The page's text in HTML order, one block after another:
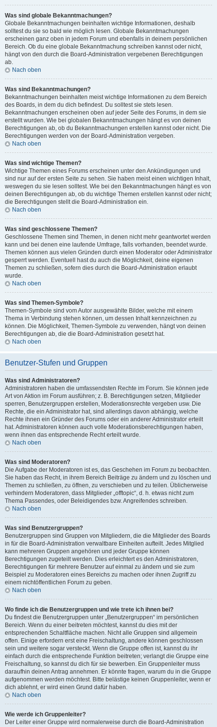
Was sind globale Bekanntmachungen?
Globale Bekanntmachungen beinhalten wichtige Informationen, deshalb
solltest du sie so bald wie möglich lesen. Globale Bekanntmachungen
erscheinen ganz oben in jedem Forum und ebenfalls in deinem persönlichen
Bereich. Ob du eine globale Bekanntmachung schreiben kannst oder nicht,
hängt von den durch die Board-Administration vergebenen Berechtigungen
ab.
Nach oben
Was sind Bekanntmachungen?
Bekanntmachungen beinhalten meist wichtige Informationen zu dem Bereich
des Boards, in dem du dich befindest. Du solltest sie stets lesen.
Bekanntmachungen erscheinen oben auf jeder Seite des Forums, in dem sie
erstellt wurden. Wie bei globalen Bekanntmachungen hängt es von deinen
Berechtigungen ab, ob du Bekanntmachungen erstellen kannst oder nicht. Die
Berechtigungen werden von der Board-Administration vergeben.
Nach oben
Was sind wichtige Themen?
Wichtige Themen eines Forums erscheinen unter den Ankündigungen und
sind nur auf der ersten Seite zu sehen. Sie haben meist einen wichtigen Inhalt,
weswegen du sie lesen solltest. Wie bei den Bekanntmachungen hängt es von
deinen Berechtigungen ab, ob du wichtige Themen erstellen kannst oder nicht;
die Berechtigungen stellt die Board-Administration ein.
Nach oben
Was sind geschlossene Themen?
Geschlossene Themen sind Themen, in denen nicht mehr geantwortet werden
kann und bei denen eine laufende Umfrage, falls vorhanden, beendet wurde.
Themen können aus vielen Gründen durch einen Moderator oder Administrator
gesperrt werden. Eventuell hast du auch die Möglichkeit, deine eigenen
Themen zu schließen, sofern dies durch die Board-Administration erlaubt
wurde.
Nach oben
Was sind Themen-Symbole?
Themen-Symbole sind vom Autor ausgewählte Bilder, welche mit einem
Thema in Verbindung stehen können, um dessen Inhalt kennzeichnen zu
können. Die Möglichkeit, Themen-Symbole zu verwenden, hängt von deinen
Berechtigungen ab, die die Board-Administration gesetzt hat.
Nach oben
Benutzer-Stufen und Gruppen
Was sind Administratoren?
Administratoren haben die umfassendsten Rechte im Forum. Sie können jede
Art von Aktion im Forum ausführen; z. B. Berechtigungen setzen, Mitglieder
sperren, Benutzergruppen erstellen, Moderationsrechte vergeben usw. Die
Rechte, die ein Administrator hat, sind allerdings davon abhängig, welche
Rechte ihnen ein Gründer des Forums oder ein anderer Administrator erteilt
hat. Administratoren können auch volle Moderationsberechtigungen haben,
wenn ihnen das entsprechende Recht erteilt wurde.
Nach oben
Was sind Moderatoren?
Die Aufgabe der Moderatoren ist es, das Geschehen im Forum zu beobachten.
Sie haben das Recht, in ihrem Bereich Beiträge zu ändern und zu löschen und
Themen zu schließen, zu öffnen, zu verschieben und zu teilen. Üblicherweise
verhindern Moderatoren, dass Mitglieder „offtopic“, d. h. etwas nicht zum
Thema Passendes, oder Beleidigendes bzw. Angreifendes schreiben.
Nach oben
Was sind Benutzergruppen?
Benutzergruppen sind Gruppen von Mitgliedern, die die Mitglieder des Boards
in für die Board-Administration verwaltbare Einheiten aufteilt. Jedes Mitglied
kann mehreren Gruppen angehören und jeder Gruppe können
Berechtigungen zugeteilt werden. Dies erleichtert es den Administratoren,
Berechtigungen für mehrere Benutzer auf einmal zu ändern und sie zum
Beispiel zu Moderatoren eines Bereichs zu machen oder ihnen Zugriff zu
einem nichtöffentlichen Forum zu geben.
Nach oben
Wo finde ich die Benutzergruppen und wie trete ich ihnen bei?
Du findest die Benutzergruppen unter „Benutzergruppen“ im persönlichen
Bereich. Wenn du einer beitreten möchtest, kannst du dies mit der
entsprechenden Schaltfläche machen. Nicht alle Gruppen sind allgemein
offen. Einige erfordern erst eine Freischaltung, andere können geschlossen
sein und weitere sogar versteckt. Wenn die Gruppe offen ist, kannst du ihr
einfach durch die entsprechende Funktion beitreten; verlangt die Gruppe eine
Freischaltung, so kannst du dich für sie bewerben. Ein Gruppenleiter muss
daraufhin deinen Antrag annehmen. Er könnte fragen, warum du in die Gruppe
aufgenommen werden möchtest. Bitte belästige keinen Gruppenleiter, wenn er
dich ablehnt, er wird einen Grund dafür haben.
Nach oben
Wie werde ich Gruppenleiter?
Der Leiter einer Gruppe wird normalerweise durch die Board-Administration